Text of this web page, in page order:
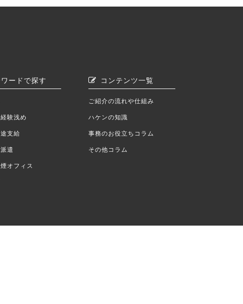
ードで探す
験浅め
支給
遣
オフィス
コンテンツ一覧
ご紹介の流れや仕組み
ハケンの知識
事務のお役立ちコラム
その他コラム